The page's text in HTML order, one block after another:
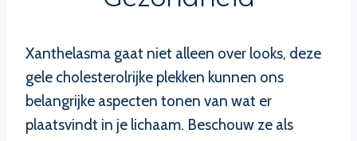
Xanthelasma gaat niet alleen over looks, deze
gele cholesterolrijke plekken kunnen ons
belangrijke aspecten tonen van wat er
plaatsvindt in je lichaam. Beschouw ze als